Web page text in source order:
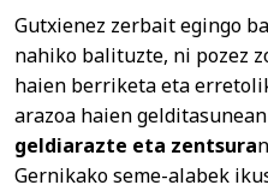
Gutxienez zerbait egingo
nahiko balituzte, ni pozez
haien berriketa eta
arazoa haien
geldiarazte eta zentsura
Gernikako seme-alabek